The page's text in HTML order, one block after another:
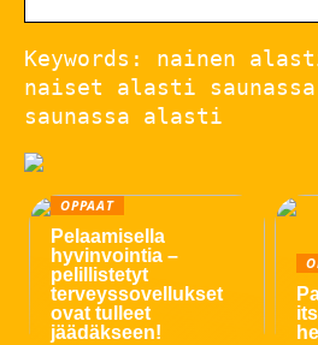
Keywords: nainen
naiset alasti
saunassa alasti
OPPAAT
Pelaamisella
hyvinvointia –
pelillistetyt
terveyssovellukset
ovat tulleet
jäädäkseen!